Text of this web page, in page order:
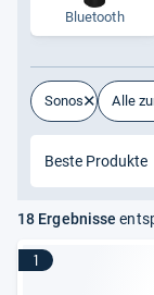
Bluetooth
Sonos Alle
18 Ergebnisse
1